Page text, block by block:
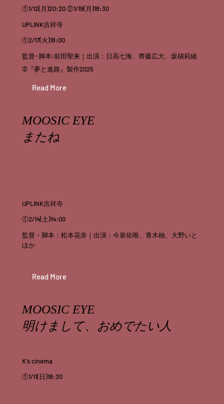
①1/12(月)20:20 ②1/19(月)18:30
UPLINK吉祥寺
①2/17(火)18:00
監督･脚本:前田聖来｜出演：日高七海、齊藤広大、坂槇莉緒
©『夢と進路』製作2025
Read More
MOOSIC EYE
またね
UPLINK吉祥寺
①2/14(土)14:00
監督・脚本：松本花奈｜出演：今泉佑唯、青木柚、大野いと
ほか
Read More
MOOSIC EYE
明けまして、おめでたい人
K's cinema
①1/11(日)18:30